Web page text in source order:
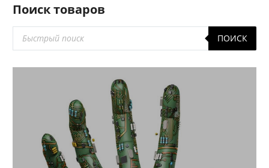
Поиск товаров
товаров
ПОИСК